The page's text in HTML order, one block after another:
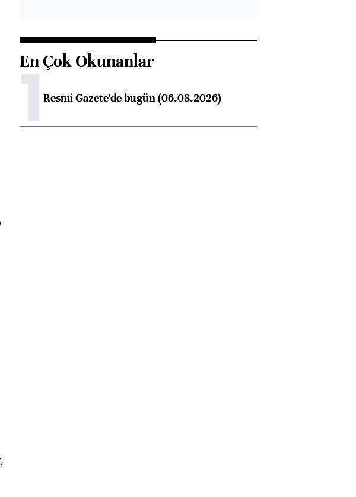
En Çok Okunanlar
1Resmi Gazete'de bugün (06.08.2026)